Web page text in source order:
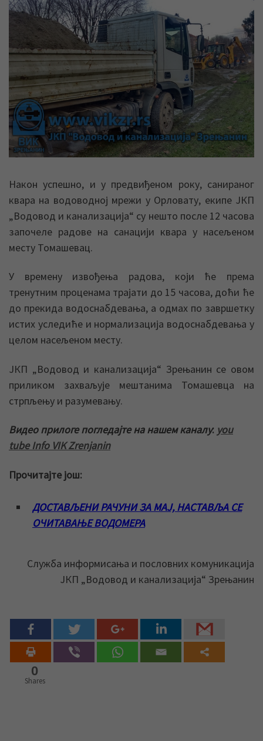
Након успешно, и у предвиђеном року, санираног
квара на водоводној мрежи у Орловату, екипе ЈКП
„Водовод и канализација“ су нешто после 12 часова
започеле радове на санацији квара у насељеном
месту Томашевац.
У времену извођења радова, који ће према
тренутним проценама трајати до 15 часова, доћи ће
до прекида водоснабдевања, а одмах по завршетку
истих уследиће и нормализација водоснабдевања у
целом насељеном месту.
ЈКП „Водовод и канализација“ Зрењанин се овом
приликом захваљује мештанима Томашевца на
стрпљењу и разумевању.
Видео прилоге погледајте на нашем каналу: you
tube Info VIK Zrenjanin
Прочитајте још:
ДОСТАВЉЕНИ РАЧУНИ ЗА МАЈ, НАСТАВЉА СЕ
ОЧИТАВАЊЕ ВОДОМЕРА
Служба информисања и пословних комуникација
ЈКП „Водовод и канализација“ Зрењанин
0
Shares